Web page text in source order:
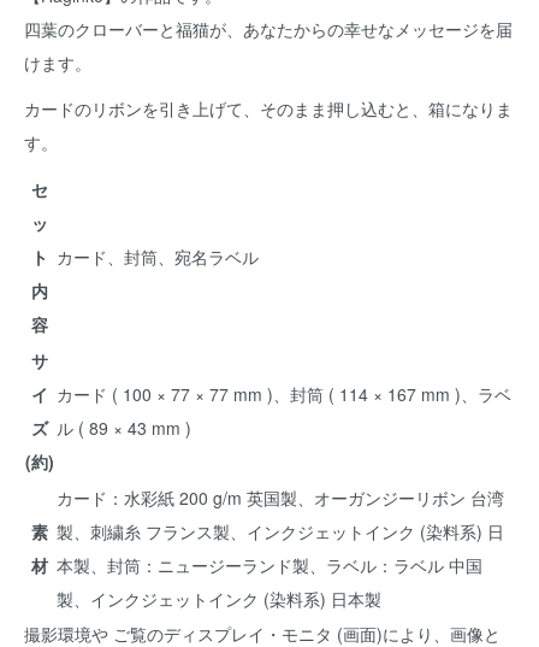
四葉のクローバーと福猫が、あなたからの幸せなメッセージを届
けます。
カードのリボンを引き上げて、そのまま押し込むと、箱になりま
す。
セ
ッ
ト
内
容
カード、封筒、宛名ラベル
サ
イ
ズ
(約)
カード ( 100 × 77 × 77 mm )、封筒 ( 114 × 167 mm )、ラベ
ル ( 89 × 43 mm )
素
材
カード：水彩紙 200 g/m 英国製、オーガンジーリボン 台湾
製、刺繍糸 フランス製、インクジェットインク (染料系) 日
本製、封筒：ニュージーランド製、ラベル：ラベル 中国
製、インクジェットインク (染料系) 日本製
撮影環境や ご覧のディスプレイ・モニタ (画面)により、画像と